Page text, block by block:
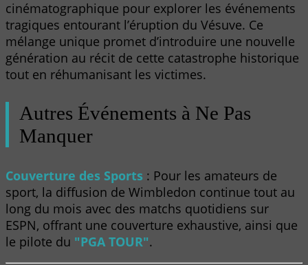
cinématographique pour explorer les événements
tragiques entourant l’éruption du Vésuve. Ce
mélange unique promet d’introduire une nouvelle
génération au récit de cette catastrophe historique
tout en réhumanisant les victimes.
Autres Événements à Ne Pas
Manquer
Couverture des Sports : Pour les amateurs de
sport, la diffusion de Wimbledon continue tout au
long du mois avec des matchs quotidiens sur
ESPN, offrant une couverture exhaustive, ainsi que
le pilote du "PGA TOUR".